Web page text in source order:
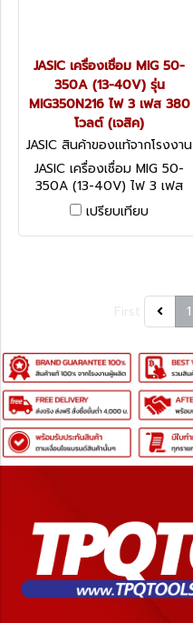
JASIC เครื่องเชื่อม MIG 50-
350A (13-40V) รุ่น
MIG350N216 ไฟ 3 เฟส 380
โวลต์ (เจสิค)
JASIC สินค้าของแท้จากโรงงาน
ผู้ผลิต MIG350N216
JASIC เครื่องเชื่อม MIG 50-
350A (13-40V) ไฟ 3 เฟส
380 โวลต์ รุ่น MIG350N216 มี
ระบบ MMA และ Lift TIG ระบบ
เช็คแก๊สและเช็คลวด ระบบ
เปรียบเทียบ
1